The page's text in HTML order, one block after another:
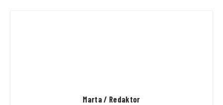
Marta / Redaktor